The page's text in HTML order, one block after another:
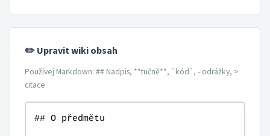
✏️ Upravit wiki obsah
Používej Markdown: ## Nadpis, **tučně**, `kód`, - odrážky, >
citace